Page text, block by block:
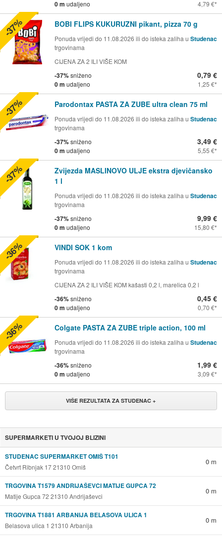
0 m udaljeno 4,79 €
BOBI FLIPS KUKURUZNI pikant, pizza 70 g
Ponuda vrijedi do 11.08.2026 ili do isteka zaliha u Studenac
trgovinama
CIJENA ZA 2 ILI VIŠE KOM
-37%sniženo
0 m udaljeno
0,79 €
1,25 €
-37%
Parodontax PASTA ZA ZUBE ultra clean 75 ml
Ponuda vrijedi do 11.08.2026 ili do isteka zaliha u Studenac
trgovinama
-37%sniženo
0 m udaljeno
3,49 €
5,55 €
-37%
Zvijezda MASLINOVO ULJE ekstra djevičansko
1 l
Ponuda vrijedi do 11.08.2026 ili do isteka zaliha u Studenac
trgovinama
-37%sniženo
0 m udaljeno
9,99 €
15,80 €
-37%
VINDI SOK 1 kom
Ponuda vrijedi do 11.08.2026 ili do isteka zaliha u Studenac
trgovinama
CIJENA ZA 2 ILI VIŠE KOM kašasti 0,2 l, marelica 0,2 l
-36%sniženo
0 m udaljeno
0,45 €
0,70 €
-36%
Colgate PASTA ZA ZUBE triple action, 100 ml
Ponuda vrijedi do 11.08.2026 ili do isteka zaliha u Studenac
trgovinama
-36%sniženo
0 m udaljeno
1,99 €
3,09 €
-36%
VIŠE REZULTATA ZA STUDENAC +
SUPERMARKETI U TVOJOJ BLIZINI
STUDENAC SUPERMARKET OMIŠ T101
Četvrt Ribnjak 17 21310 Omiš
0 m
TRGOVINA T1579 ANDRIJAŠEVCI MATIJE GUPCA 72
Matije Gupca 72 21310 Andrijaševci
0 m
TRGOVINA T1881 ARBANIJA BELASOVA ULICA 1
Belasova ulica 1 21310 Arbanija
0 m